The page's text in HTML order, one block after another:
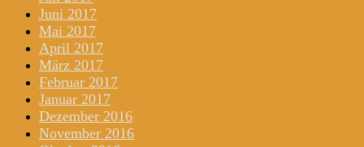
Juni 2017
Mai 2017
April 2017
März 2017
Februar 2017
Januar 2017
Dezember 2016
November 2016